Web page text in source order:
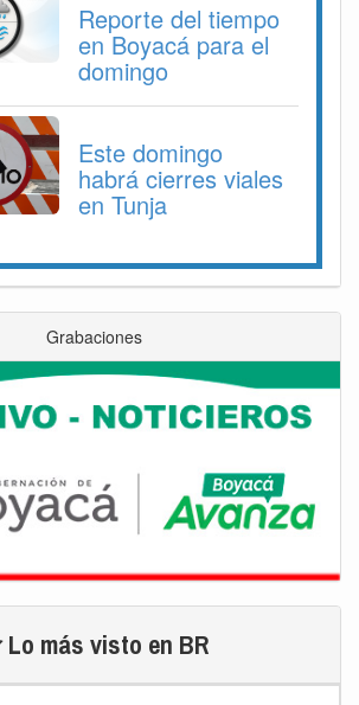
Reporte del tiempo
en Boyacá para el
domingo
Este domingo
habrá cierres viales
en Tunja
Grabaciones
Lo más visto en BR